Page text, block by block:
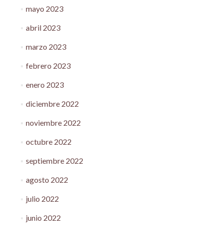
mayo 2023
abril 2023
marzo 2023
febrero 2023
enero 2023
diciembre 2022
noviembre 2022
octubre 2022
septiembre 2022
agosto 2022
julio 2022
junio 2022